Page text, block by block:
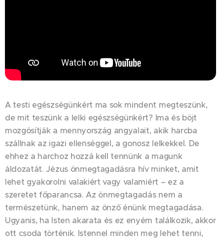
A testi egészségünkért ma sok mindent megteszünk,
de mit teszünk a lelki egészségünkért? Ima és böjt
mozgósítják a mennyország angyalait, akik harcba
szállnak az igazi ellenséggel, a gonosz lelkekkel. De
ehhez a harchoz hozzá kell tennünk a magunk
áldozatát. Jézus önmegtagadásra hív minket, amit
lehet gyakorolni valakiért vagy valamiért – ez a
szeretet főparancsa. Az önmegtagadás nem a
természetünk, hanem az önző énünk megtagadása.
Ugyanis, ha Isten akarata és ez enyém találkozik, akkor
ott csoda történik. Istennel minden meg lehet tenni,